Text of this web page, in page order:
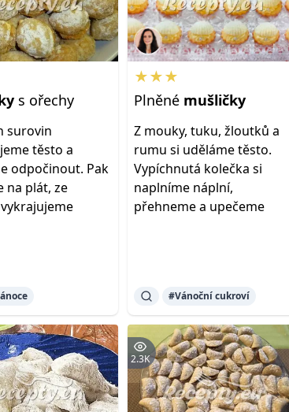
s ořechy
surovin
těsto a
odpočinout. Pak
na plát, ze
★★★
Plněné mušličky
Z mouky, tuku, žloutků a
rumu si uděláme těsto.
Vypíchnutá kolečka si
naplníme náplní,
přehneme a upečeme
#Vánoční cukroví
2.3K